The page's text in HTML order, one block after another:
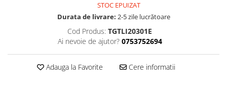
Oale și vase de gătit
Pistol pentru vopsit
Pompă, hidrofor
STOC EPUIZAT
Durata de livrare: 2-5 zile lucrătoare
Cod Produs: TGTLI20301E
Ai nevoie de ajutor? 0753752694
Adauga la Favorite Cere informatii